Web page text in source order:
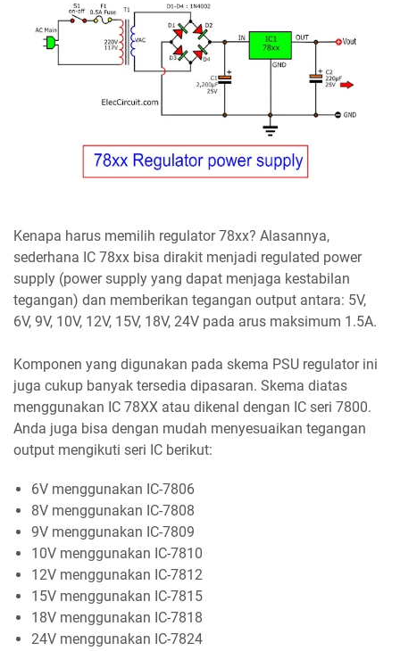
Kenapa harus memilih regulator 78xx? Alasannya,
sederhana IC 78xx bisa dirakit menjadi regulated power
supply (power supply yang dapat menjaga kestabilan
tegangan) dan memberikan tegangan output antara: 5V,
6V, 9V, 10V, 12V, 15V, 18V, 24V pada arus maksimum 1.5A.
Komponen yang digunakan pada skema PSU regulator ini
juga cukup banyak tersedia dipasaran. Skema diatas
menggunakan IC 78XX atau dikenal dengan IC seri 7800.
Anda juga bisa dengan mudah menyesuaikan tegangan
output mengikuti seri IC berikut:
6V menggunakan IC-7806
8V menggunakan IC-7808
9V menggunakan IC-7809
10V menggunakan IC-7810
12V menggunakan IC-7812
15V menggunakan IC-7815
18V menggunakan IC-7818
24V menggunakan IC-7824